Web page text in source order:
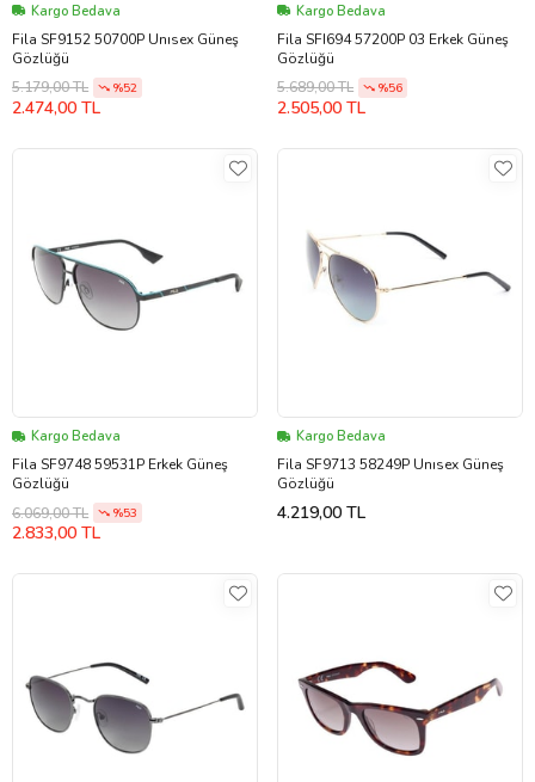
Kargo Bedava
Fila SF9152 50700P Unısex Güneş
Gözlüğü
5.179,00 TL
%52
2.474,00 TL
Kargo Bedava
Fila SFI694 57200P 03 Erkek Güneş
Gözlüğü
5.689,00 TL
%56
2.505,00 TL
Kargo Bedava
Fila SF9748 59531P Erkek Güneş
Gözlüğü
6.069,00 TL
%53
2.833,00 TL
Kargo Bedava
Fila SF9713 58249P Unısex Güneş
Gözlüğü
4.219,00 TL